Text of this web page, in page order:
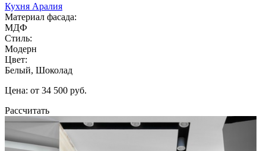
Кухня Аралия
Материал фасада:
МДФ
Стиль:
Модерн
Цвет:
Белый, Шоколад
Цена: от 34 500 руб.
Рассчитать